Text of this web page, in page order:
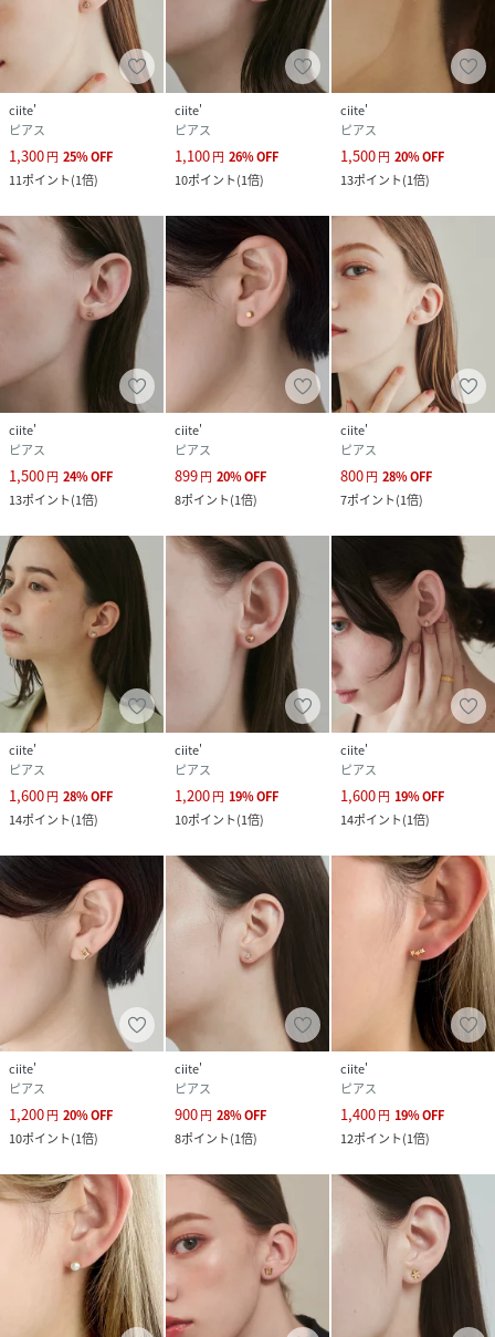
＊撮影環境によりスマートフォン、パソコンなどの画面上と
実物では多少色味が異なることがございます。
＊商品の特性上、色や形に多少の個体差がございますので予
めご了承ください。
※アレルギーの原因はさまざまです。
サージカルステンレスはアレルギーが起きにくい素材ではあ
するものではありません。予めご了承くださいませ。またア
レルギーが出た場合は使用をお控え頂くようにお願いいたし
ます。
性別タイプ
サージカルステンレス
free
品番
KR8420_hpy1024
hpy1024-1-16 KR8420
ciite'
ピアス
1,300円 25%OFF
11ポイント(1倍)
ciite'
ピアス
1,100円 26%OFF
10ポイント(1倍)
ciite'
ピアス
1,500円 20%OFF
13ポイント(1倍)
ciite'
ピアス
1,500円 24%OFF
13ポイント(1倍)
ciite'
ピアス
899円 20%OFF
8ポイント(1倍)
ciite'
ピアス
800円 28%OFF
7ポイント(1倍)
ciite'
ピアス
1,600円 28%OFF
14ポイント(1倍)
ciite'
ピアス
1,200円 19%OFF
10ポイント(1倍)
ciite'
ピアス
1,600円 19%OFF
14ポイント(1倍)
ciite'
ピアス
1,200円 20%OFF
10ポイント(1倍)
ciite'
ピアス
900円 28%OFF
8ポイント(1倍)
ciite'
ピアス
1,400円 19%OFF
12ポイント(1倍)